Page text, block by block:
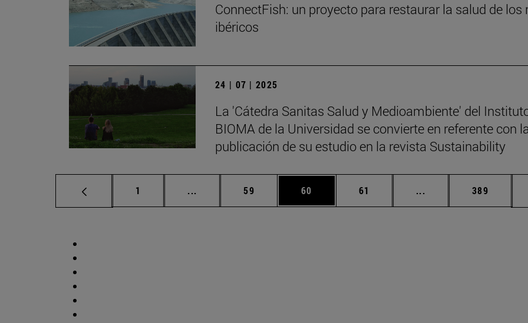
ConnectFish: un proyecto para restaurar la salud de los
ibéricos
24 | 07 | 2025
La 'Cátedra Sanitas Salud y Medioambiente' del
BIOMA de la Universidad se convierte en referente con
publicación de su estudio en la revista Sustainability
Página
1 ... Páginas intermedias Use TAB para desplazarse.
Página
59 Página
60 Página
61 ... Páginas intermedias
Página
389